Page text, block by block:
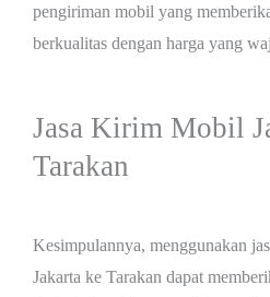
pengiriman mobil yang
berkualitas dengan harga yang
Jasa Kirim Mobil
Tarakan
Kesimpulannya, menggunakan
Jakarta ke Tarakan dapat